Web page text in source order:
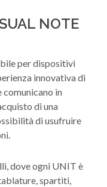
NOTE
per dispositivi
innovativa di
comunicano in
di una
di usufruire
dove ogni UNIT è
spartiti,